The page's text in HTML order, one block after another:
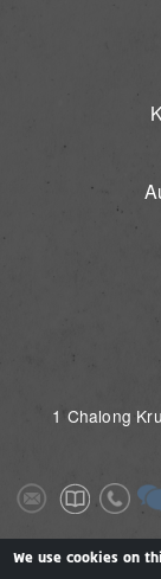
1 Chalong
ImageImageImage
Image
We use cookies on